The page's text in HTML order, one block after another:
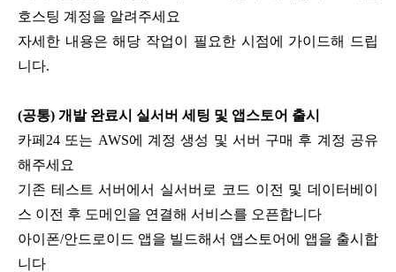
호스팅 계정을 알려주세요
자세한 내용은 해당 작업이 필요한 시점에 가이드해 드립
니다.
(공통) 개발 완료시 실서버 세팅 및 앱스토어 출시
카페24 또는 AWS에 계정 생성 및 서버 구매 후 계정 공유
해주세요
기존 테스트 서버에서 실서버로 코드 이전 및 데이터베이
스 이전 후 도메인을 연결해 서비스를 오픈합니다
아이폰/안드로이드 앱을 빌드해서 앱스토어에 앱을 출시합
니다